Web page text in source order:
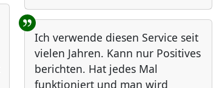
Ich verwende diesen Service seit
vielen Jahren. Kann nur Positives
berichten. Hat jedes Mal
funktioniert und man wird